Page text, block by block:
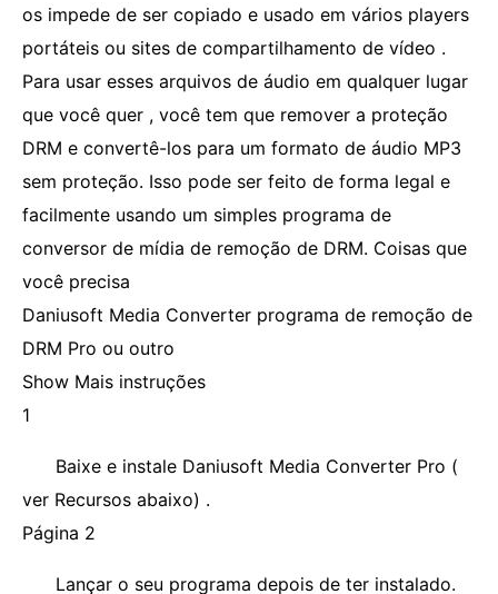
os impede de ser copiado e usado em vários players
portáteis ou sites de compartilhamento de vídeo .
Para usar esses arquivos de áudio em qualquer lugar
que você quer , você tem que remover a proteção
DRM e convertê-los para um formato de áudio MP3
sem proteção. Isso pode ser feito de forma legal e
facilmente usando um simples programa de
conversor de mídia de remoção de DRM. Coisas que
você precisa
Daniusoft Media Converter programa de remoção de
DRM Pro ou outro
Show Mais instruções
1
Baixe e instale Daniusoft Media Converter Pro (
ver Recursos abaixo) .
Página 2
Lançar o seu programa depois de ter instalado.